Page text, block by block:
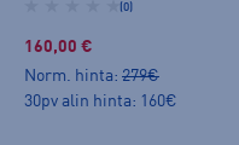
(0)
160,00 €
Norm. hinta: 279€
30pv alin hinta: 160€